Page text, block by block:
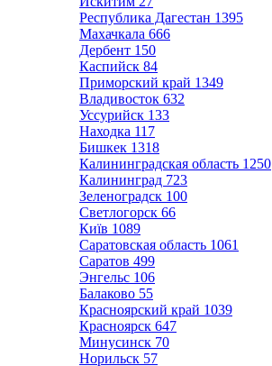
Республика Дагестан 1395
Махачкала 666
Дербент 150
Каспийск 84
Приморский край 1349
Владивосток 632
Уссурийск 133
Находка 117
Бишкек 1318
Калининградская область 1250
Калининград 723
Зеленоградск 100
Светлогорск 66
Київ 1089
Саратовская область 1061
Саратов 499
Энгельс 106
Балаково 55
Красноярский край 1039
Красноярск 647
Минусинск 70
Норильск 57